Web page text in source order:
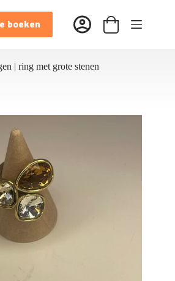
boeken Winkelwagen
| ring met grote stenen